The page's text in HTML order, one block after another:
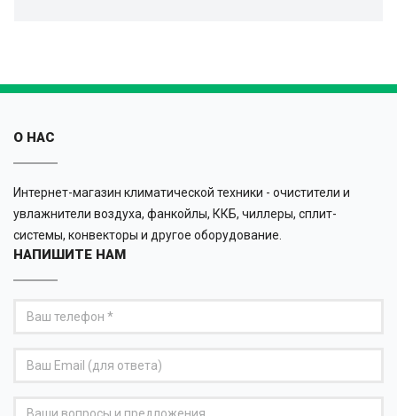
О НАС
Интернет-магазин климатической техники - очистители и
увлажнители воздуха, фанкойлы, ККБ, чиллеры, сплит-
системы, конвекторы и другое оборудование.
НАПИШИТЕ НАМ